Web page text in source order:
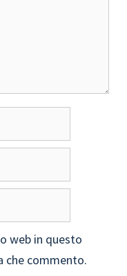
web in questo
che commento.